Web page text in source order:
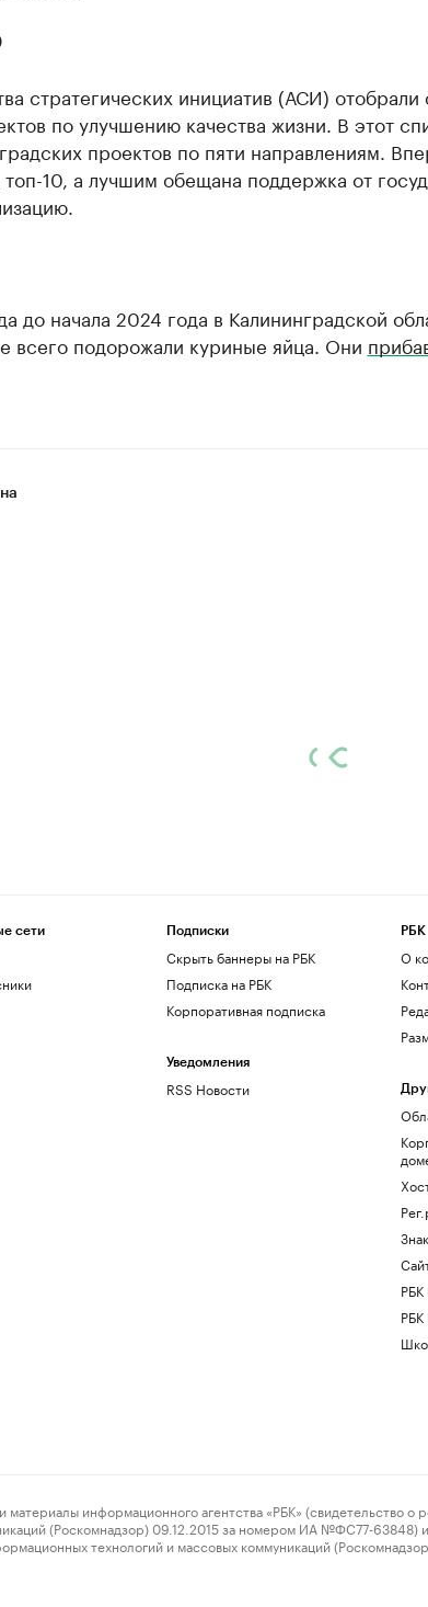
стратегических инициатив (АСИ) отобрали
по улучшению качества жизни. В этот
проектов по пяти направлениям.
10, а лучшим обещана поддержка от
до начала 2024 года в Калининградской
всего подорожали куриные яйца. Они
сети Подписки
Скрыть баннеры на РБК
Подписка на РБК
Корпоративная подписка
Уведомления
RSS Новости
РБК
О
РБК
информационного агентства «РБК» (свидетельство о
(Роскомнадзор) 09.12.2015 за номером ИА №ФС77-63848) и
технологий и массовых коммуникаций